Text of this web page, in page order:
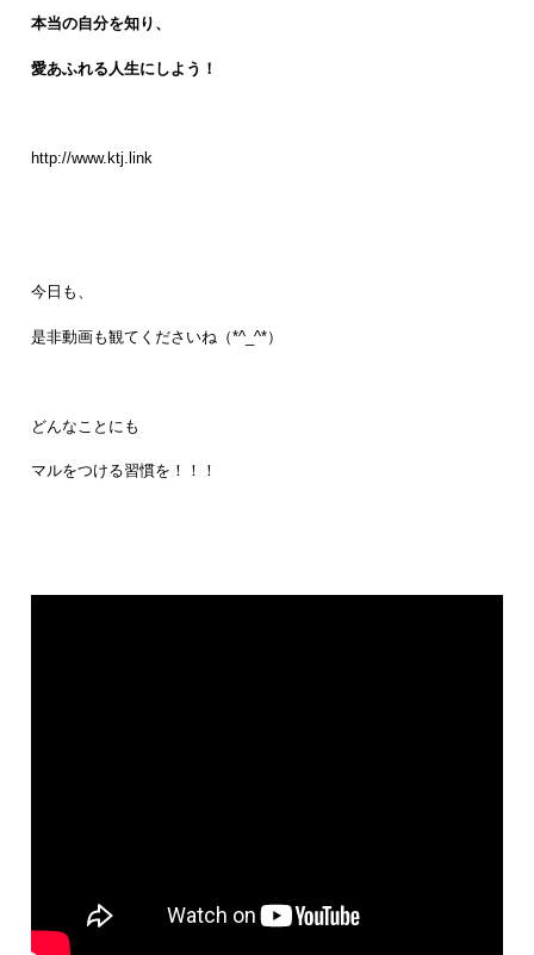
本当の自分を知り、
愛あふれる人生にしよう！
http://www.ktj.link
今日も、
是非動画も観てくださいね（*^_^*）
どんなことにも
マルをつける習慣を！！！